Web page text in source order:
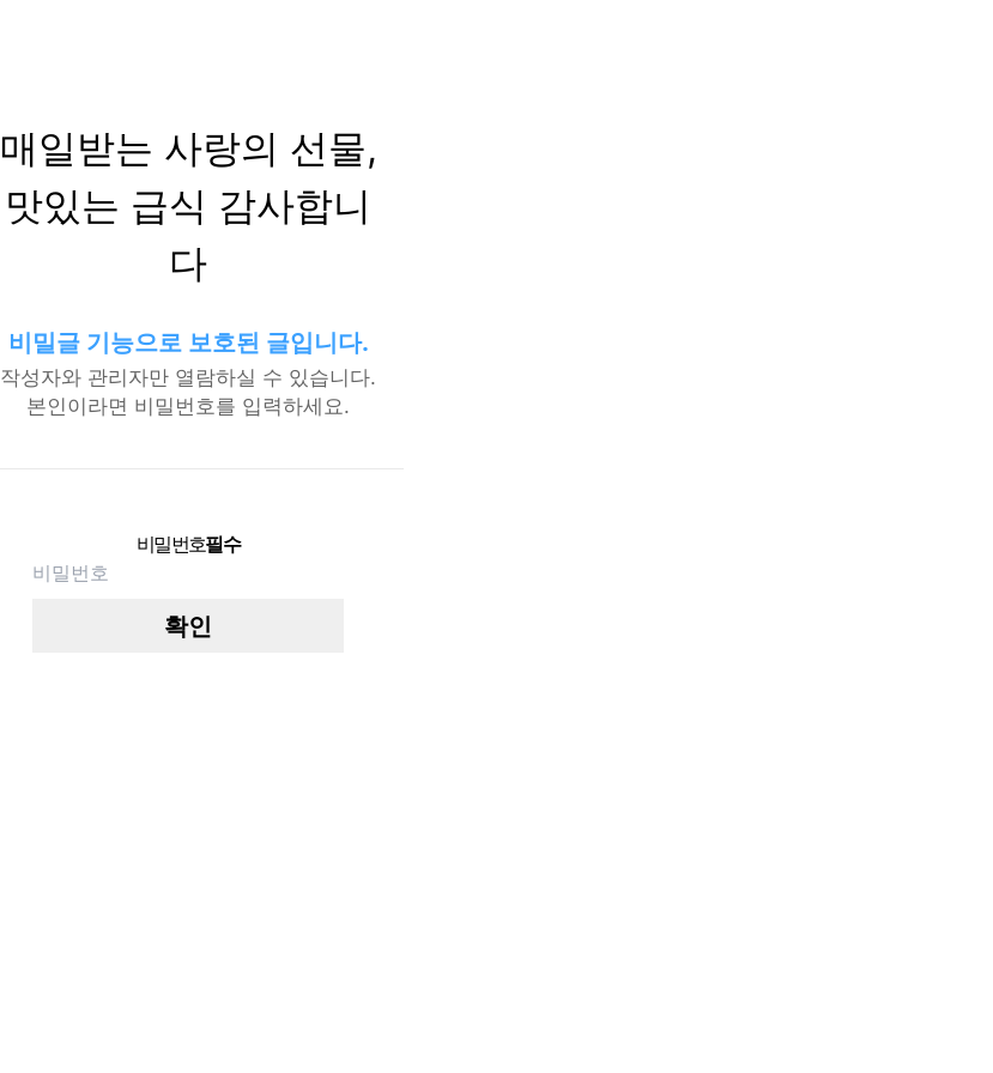
매일받는 사랑의 선물,
맛있는 급식 감사합니
다
비밀글 기능으로 보호된 글입니다.
작성자와 관리자만 열람하실 수 있습니다.
본인이라면 비밀번호를 입력하세요.
비밀번호필수